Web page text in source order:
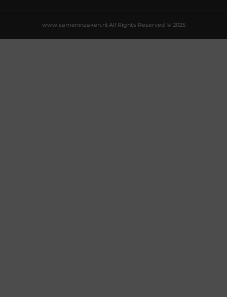
All Rights Reserved © 2025
www.sameninzaken.nl.